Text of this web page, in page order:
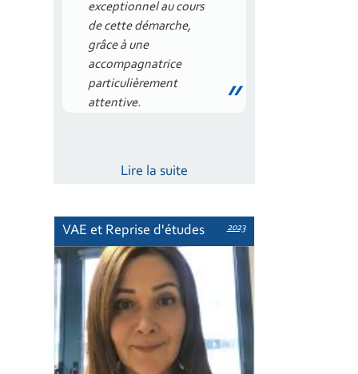
exceptionnel au cours
de cette démarche,
grâce à une
accompagnatrice
particulièrement
attentive.
Lire la suite
VAE et Reprise d'études 2023